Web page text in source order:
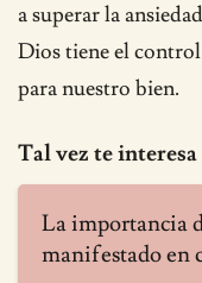
a superar la
Dios tiene el control
para nuestro bien.
Tal vez te interesa
La importancia
manifestado en